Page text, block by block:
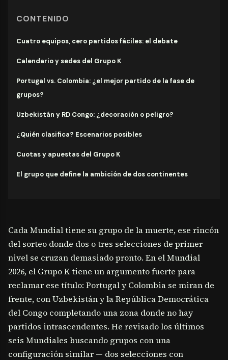
CONTENIDO
Cuatro equipos, cero partidos fáciles: el debate
Calendario y sedes del Grupo K
Portugal vs. Colombia: ¿el mejor partido de la fase de
grupos?
Uzbekistán y RD Congo: ¿decoración o peligro?
¿Quién clasifica? Escenarios posibles
Cuotas y apuestas del Grupo K
El grupo que define la ambición de dos continentes
Cada Mundial tiene su grupo de la muerte, ese rincón
del sorteo donde dos o tres selecciones de primer
nivel se cruzan demasiado pronto. En el Mundial
2026, el Grupo K tiene un argumento fuerte para
reclamar ese título: Portugal y Colombia se miran de
frente, con Uzbekistán y la República Democrática
del Congo completando una zona donde no hay
partidos intrascendentes. He revisado los últimos
seis Mundiales buscando grupos con una
configuración similar — dos selecciones con